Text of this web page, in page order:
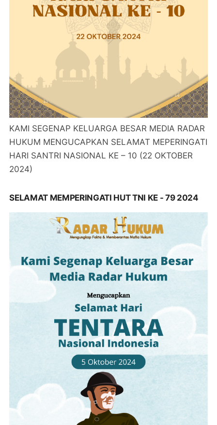
KAMI SEGENAP KELUARGA BESAR MEDIA RADAR
HUKUM MENGUCAPKAN SELAMAT MEPERINGATI
HARI SANTRI NASIONAL KE – 10 (22 OKTOBER
2024)
SELAMAT MEMPERINGATI HUT TNI KE - 79 2024